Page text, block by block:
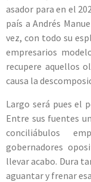
asador para en el
país a Andrés
vez, con todo su
empresarios
recupere aquellos
causa la
Largo será pues el
Entre sus fuentes
conciliábulos
gobernadores
llevar acabo. Dura
aguantar y frenar